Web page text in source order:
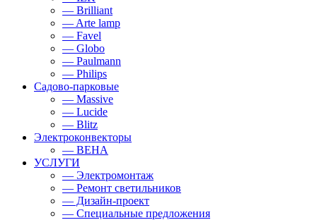
— Brilliant
— Arte lamp
— Favel
— Globo
— Paulmann
— Philips
Садово-парковые
— Massive
— Lucide
— Blitz
Электроконвекторы
— BEHA
УСЛУГИ
— Электромонтаж
— Ремонт светильников
— Дизайн-проект
— Специальные предложения